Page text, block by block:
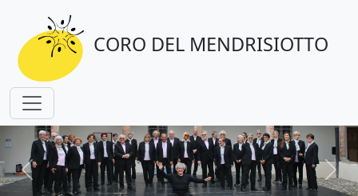
CORO DEL MENDRISIOTTO
Precedente